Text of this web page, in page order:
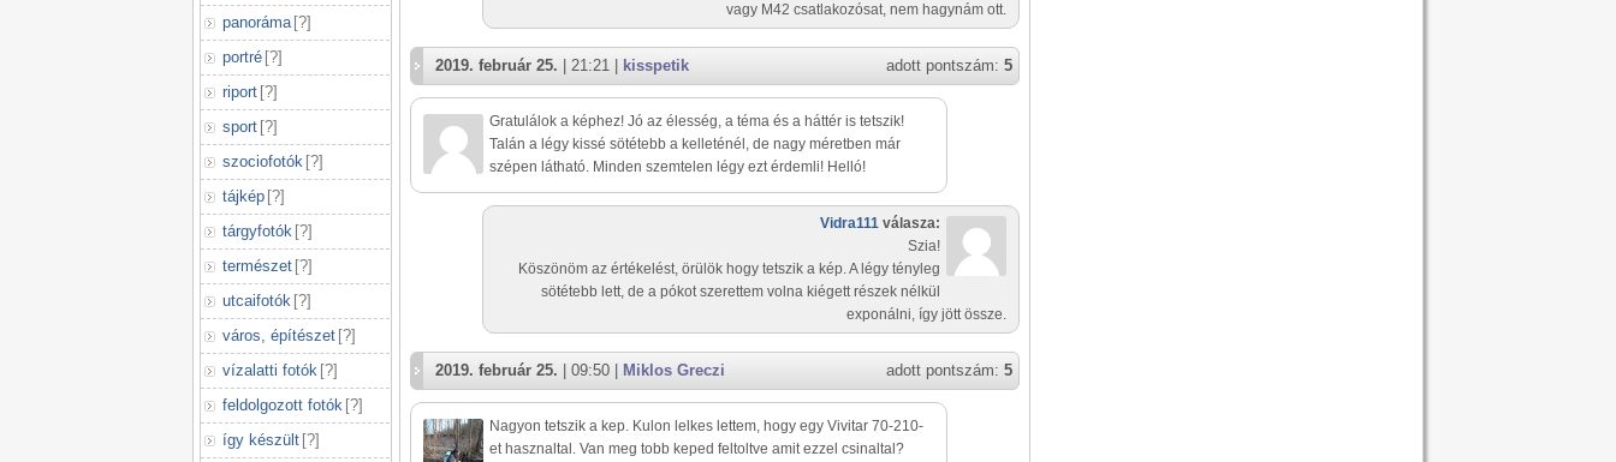
panoráma [?]
portré [?]
riport [?]
sport [?]
szociofotók [?]
tájkép [?]
tárgyfotók [?]
természet [?]
utcaifotók [?]
város, építészet [?]
vízalatti fotók [?]
feldolgozott fotók [?]
így készült [?]
vagy M42 csatlakozósat, nem hagynám ott.
adott pontszám: 5
2019. február 25. | 21:21 | kisspetik
Gratulálok a képhez! Jó az élesség, a téma és a háttér is tetszik!
Talán a légy kissé sötétebb a kelleténél, de nagy méretben már
szépen látható. Minden szemtelen légy ezt érdemli! Helló!
Vidra111 válasza:
Szia!
Köszönöm az értékelést, örülök hogy tetszik a kép. A légy tényleg
sötétebb lett, de a pókot szerettem volna kiégett részek nélkül
exponálni, így jött össze.
adott pontszám: 5
2019. február 25. | 09:50 | Miklos Greczi
Nagyon tetszik a kep. Kulon lelkes lettem, hogy egy Vivitar 70-210-
et hasznaltal. Van meg tobb keped feltoltve amit ezzel csinaltal?